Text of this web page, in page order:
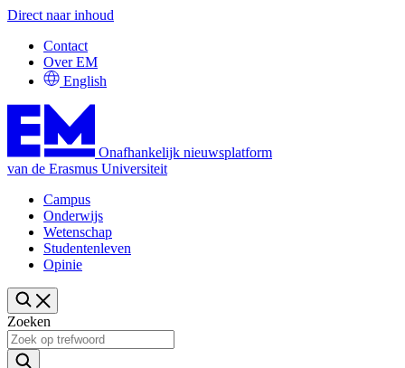
Direct naar inhoud
Contact
Over EM
English
Onafhankelijk nieuwsplatform
van de Erasmus Universiteit
Campus
Onderwijs
Wetenschap
Studentenleven
Opinie
Zoeken